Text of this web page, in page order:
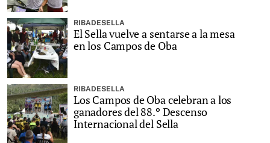
RIBADESELLA
El Sella vuelve a sentarse a la mesa
en los Campos de Oba
RIBADESELLA
Los Campos de Oba celebran a los
ganadores del 88.º Descenso
Internacional del Sella